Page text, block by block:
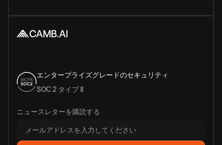
エンタープライズグレードのセキュリティ
SOC 2 タイプ II
ニュースレターを購読する